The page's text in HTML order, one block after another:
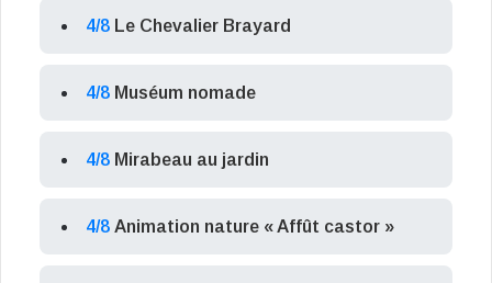
4/8 Le Chevalier Brayard
4/8 Muséum nomade
4/8 Mirabeau au jardin
4/8 Animation nature « Affût castor »